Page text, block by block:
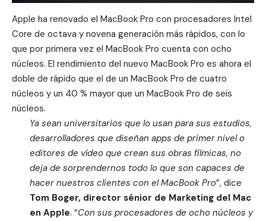
Apple ha renovado el MacBook Pro con procesadores Intel
Core de octava y novena generación más rápidos, con lo
que por primera vez el MacBook Pro cuenta con ocho
núcleos. El rendimiento del nuevo MacBook Pro es ahora el
doble de rápido que el de un MacBook Pro de cuatro
núcleos y un 40 % mayor que un MacBook Pro de seis
núcleos.
Ya sean universitarios que lo usan para sus estudios,
desarrolladores que diseñan apps de primer nivel o
editores de vídeo que crean sus obras fílmicas, no
deja de sorprendernos todo lo que son capaces de
hacer nuestros clientes con el MacBook Pro”, dice
Tom Boger, director sénior de Marketing del Mac
en Apple. “Con sus procesadores de ocho núcleos y